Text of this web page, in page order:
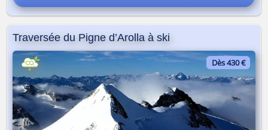
Traversée du Pigne d’Arolla à ski
Dès 430 €